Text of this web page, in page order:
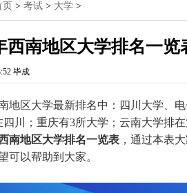
页 > 考试 > 大学 >
西南地区大学排名一
毕成
区大学最新排名中：四川大学、电
四川；重庆有3所大学；云南大学排
南地区大学排名一览表 ，通过本表
可以帮助到大家。